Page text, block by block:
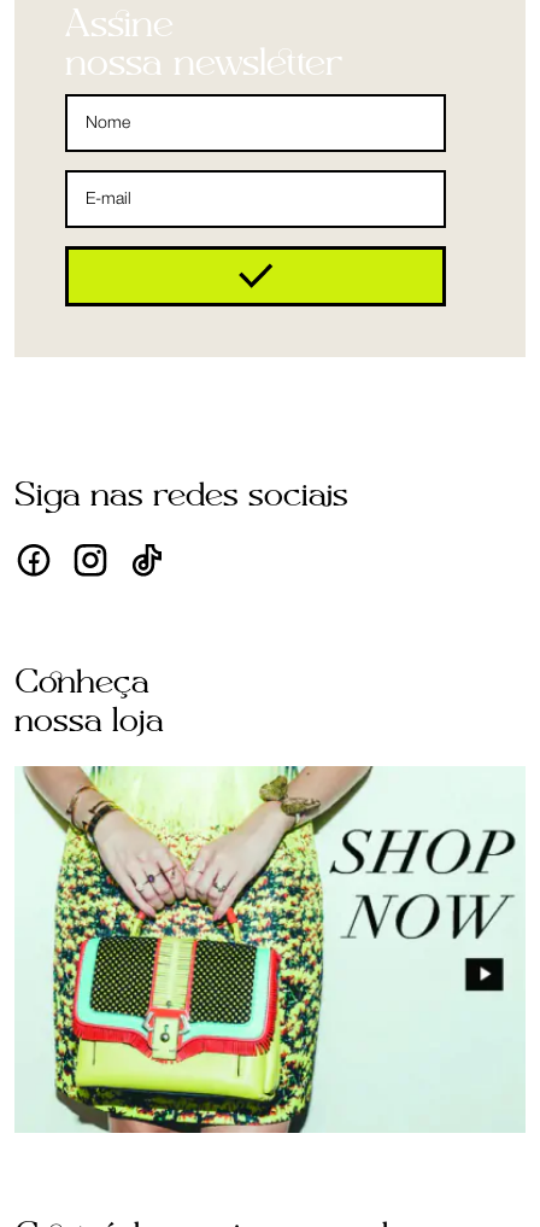
Assine
nossa newsletter
Siga nas redes sociais
Conheça
nossa loja